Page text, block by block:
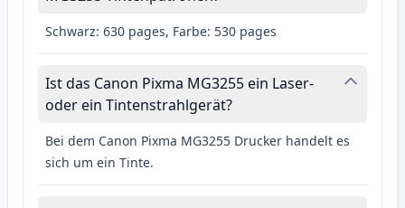
Schwarz: 630 pages, Farbe: 530 pages
Ist das Canon Pixma MG3255 ein Laser-
oder ein Tintenstrahlgerät?
Bei dem Canon Pixma MG3255 Drucker handelt es
sich um ein Tinte.